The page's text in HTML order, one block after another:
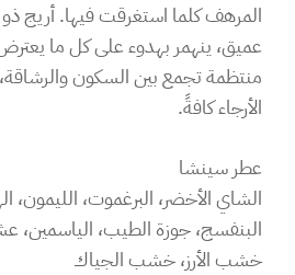
المرهف كلما استغرقت فيها. أريج
عميق، ينهمر بهدوء على كل ما
منتظمة تجمع بين السكون
الأرجاء كافةً.
عطر سينشا
الشاي الأخضر، البرغموت، الليمون،
البنفسج، جوزة الطيب، الياسمين،
خشب الأرز، خشب الجياك